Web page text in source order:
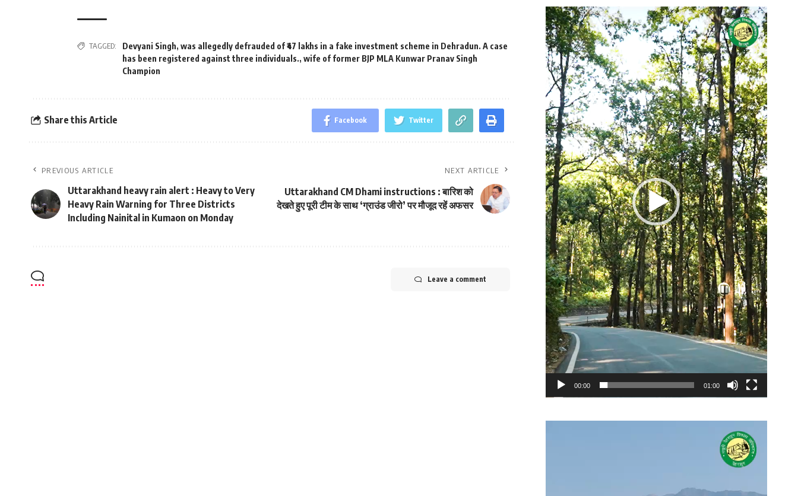
TAGGED: Devyani Singh, was allegedly defrauded of ₹47 lakhs in a fake investment scheme in Dehradun. A case
has been registered against three individuals., wife of former BJP MLA Kunwar Pranav Singh
Champion
Share this Article Facebook Twitter
PREVIOUS ARTICLE
Uttarakhand heavy rain alert : Heavy to Very
Heavy Rain Warning for Three Districts
Including Nainital in Kumaon on Monday
NEXT ARTICLE
Uttarakhand CM Dhami instructions : बारिश को
देखते हुए पूरी टीम के साथ ‘ग्राउंड जीरो’ पर मौजूद रहें अफसर
Leave a comment
Video
Player
00:00 01:00